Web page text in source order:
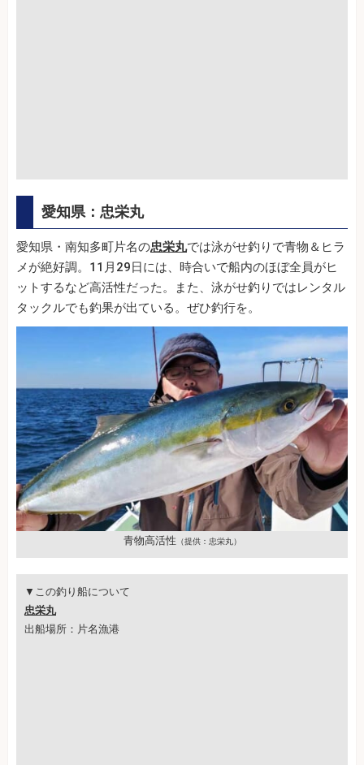
愛知県：忠栄丸
愛知県・南知多町片名の忠栄丸では泳がせ釣りで青物＆ヒラ
メが絶好調。11月29日には、時合いで船内のほぼ全員がヒ
ットするなど高活性だった。また、泳がせ釣りではレンタル
タックルでも釣果が出ている。ぜひ釣行を。
青物高活性 （提供：忠栄丸）
▼この釣り船について
忠栄丸
出船場所：片名漁港